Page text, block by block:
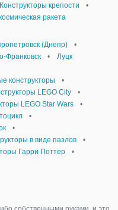
Конструкторы крепости
•
ракета
(Днепр)
•
Франковск • Луцк
конструкторы
•
LEGO Сity
•
LEGO Star Wars
•
•
•
в виде пазлов
•
Гарри Поттер
•